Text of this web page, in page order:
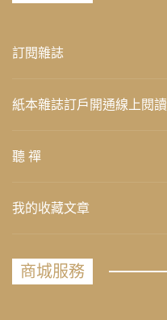
訂閱雜誌
紙本雜誌訂戶開通線上閱讀
聽 禪
我的收藏文章
商城服務